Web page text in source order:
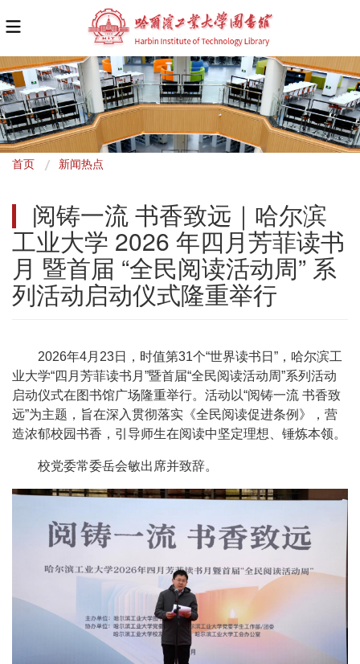
面
首页 新闻热点
阅铸一流 书香致远｜哈尔滨
工业大学 2026 年四月芳菲读书
月 暨首届 “全民阅读活动周” 系
列活动启动仪式隆重举行
2026年4月23日，时值第31个“世界读书日”，哈尔滨工
业大学“四月芳菲读书月”暨首届“全民阅读活动周”系列活动
启动仪式在图书馆广场隆重举行。活动以“阅铸一流 书香致
远”为主题，旨在深入贯彻落实《全民阅读促进条例》，营
造浓郁校园书香，引导师生在阅读中坚定理想、锤炼本领。
校党委常委岳会敏出席并致辞。